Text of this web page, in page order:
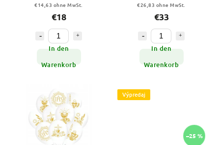
€14,63 ohne MwSt.
€18
In den
Warenkorb
€26,83 ohne MwSt.
€33
In den
Warenkorb
Výpredaj
–25 %